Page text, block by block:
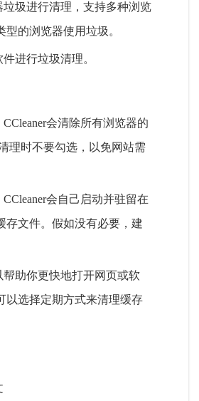
垃圾进行清理，支持多种浏览
型的浏览器使用垃圾。
进行垃圾清理。
会清除所有浏览器的
理时不要勾选，以免网站需
会自己启动并驻留在
存文件。假如没有必要，建
帮助你更快地打开网页或软
以选择定期方式来清理缓存